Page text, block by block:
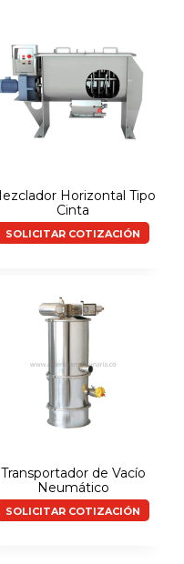
Horizontal Tipo
Cinta
SOLICITAR COTIZACIÓN
Transportador de Vacío
Neumático
SOLICITAR COTIZACIÓN